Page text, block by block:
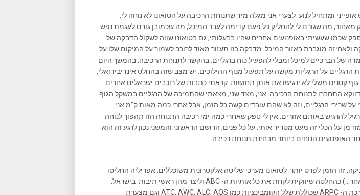
ומתחיל לנוע. לצערי אני מגלה מיד שתנוחת הרכיבה על הטואונו לא נוחה לי.
מאחור, מה שגורם לי להחליק כל פעם קדימה לעבר המיכל, מה שכמובן גורם לעגמת נפש
שכמו שעשיתי באופנועים אחרים שהיו בבעלותי, גם בטואונו שווה לשקול הדבקה של
מוגברת באזור המיכל. מדבקה כזו תעזור מאוד לרוכב לשמור על המיקום שלו על
של הברכיים למיכל ומבלי להפעיל כוח ברגליים. בהקשר לתנוחת הרכיבה, בהמשך היום
הרגליים על הרגליות מקשה על תפעול מנוף ההילוכים. יש מצב שזה בהחלט אינדיבידואלי,
גוף קטנים משלי לא ירגישו את אותן תחושות. קראתי כתבות של רוכבים ישראלים אחרים
התחברו לתנוחת הרכיבה. אני, מצד שני, מצאתי שהתמיכה של הרגליים במשקל הגוף
על שרירי הרגליים, וזה לא שהם עובדים קשה כל הזמן, אבל אחרי כמה מאות ק"מ אני
להרגיש באותם אזורים. אין לי ספק שאחרי כמה ימי רכיבה התנוחה הזו תהפוך לנוחה
על הכלי זה מעט מטריד אותי. על כל פנים, הרושם הראשוני והמשני נכון לרגע זה הוא
האופנועים הנוחים ביותר מבחינת תנוחת רכיבה.
זה הזמן לפרט יותר: לטואונו מערכי שליטה אלקטרונית משוכללים. אפריליה החליטו
(כנראה, אין לי הסבר אחר…) כהחלטה שיווקית לקחת את כל אותיות ה- ABC וליצר מהן ראשי תיבות. בישראל,
האופנוע מגיע עם מערכת ה- ARPC שכוללת שלל הקומבינציות כמו ATC, AWC, ALC, AQS וגם מצערת